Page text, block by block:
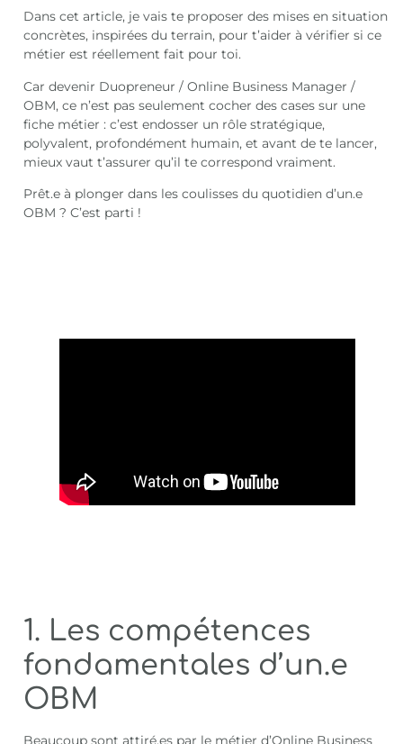
Dans cet article, je vais te proposer des mises en situation
concrètes, inspirées du terrain, pour t’aider à vérifier si ce
métier est réellement fait pour toi.
Car devenir Duopreneur / Online Business Manager /
OBM, ce n’est pas seulement cocher des cases sur une
fiche métier : c’est endosser un rôle stratégique,
polyvalent, profondément humain, et avant de te lancer,
mieux vaut t’assurer qu’il te correspond vraiment.
Prêt.e à plonger dans les coulisses du quotidien d’un.e
OBM ? C’est parti !
1. Les compétences
fondamentales d’un.e
OBM
Beaucoup sont attiré.es par le métier d’Online Business